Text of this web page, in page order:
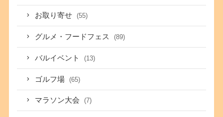
お取り寄せ (55)
グルメ・フードフェス (89)
バルイベント (13)
ゴルフ場 (65)
マラソン大会 (7)